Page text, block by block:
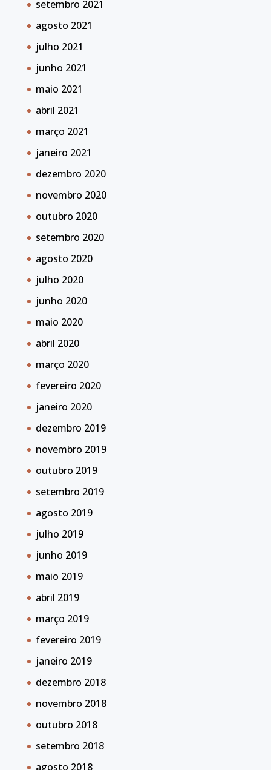
setembro 2021
agosto 2021
julho 2021
junho 2021
maio 2021
abril 2021
março 2021
janeiro 2021
dezembro 2020
novembro 2020
outubro 2020
setembro 2020
agosto 2020
julho 2020
junho 2020
maio 2020
abril 2020
março 2020
fevereiro 2020
janeiro 2020
dezembro 2019
novembro 2019
outubro 2019
setembro 2019
agosto 2019
julho 2019
junho 2019
maio 2019
abril 2019
março 2019
fevereiro 2019
janeiro 2019
dezembro 2018
novembro 2018
outubro 2018
setembro 2018
agosto 2018